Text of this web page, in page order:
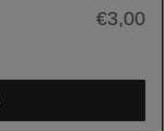
€3,00